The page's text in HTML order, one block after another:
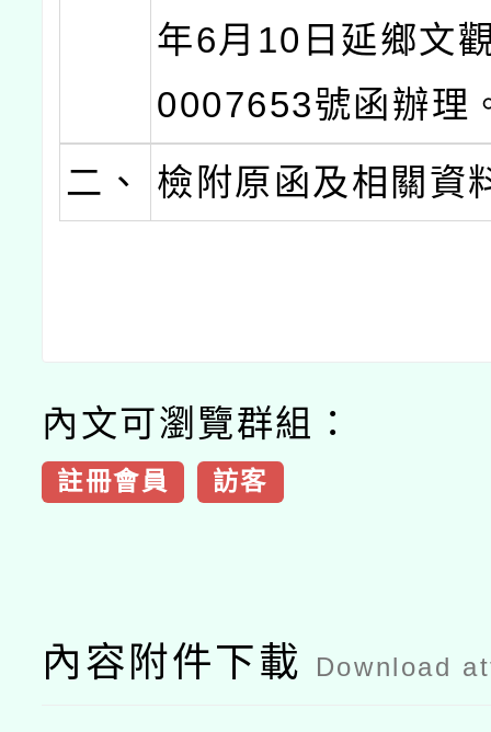
年6月10日延鄉文
0007653號函辦理
二、
檢附原函及相關資
內文可瀏覽群組：
註冊會員 訪客
內容附件下載 Download